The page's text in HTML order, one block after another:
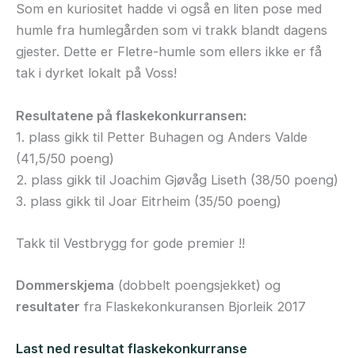
Som en kuriositet hadde vi også en liten pose med
humle fra humlegården som vi trakk blandt dagens
gjester. Dette er Fletre-humle som ellers ikke er få
tak i dyrket lokalt på Voss!
Resultatene på flaskekonkurransen:
1. plass gikk til Petter Buhagen og Anders Valde
(41,5/50 poeng)
2. plass gikk til Joachim Gjøvåg Liseth (38/50 poeng)
3. plass gikk til Joar Eitrheim (35/50 poeng)
Takk til Vestbrygg for gode premier !!
Dommerskjema (dobbelt poengsjekket) og
resultater fra Flaskekonkuransen Bjorleik 2017
Last ned resultat flaskekonkurranse